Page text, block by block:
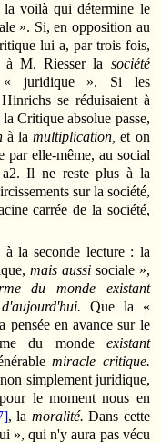
la voilà qui détermine le
». Si, en opposition au
lui a, par trois fois,
à M. Riesser la société
« juridique ». Si les
se réduisaient à
la Critique absolue passe,
à lamultiplication,et on
par elle-même, au social
Il ne reste plus à la
sur la société,
carrée de la société,
la seconde lecture : la
mais aussi sociale »,
du monde existant
Que la «
pensée en avance sur le
du monde existant
miracle critique.
simplement juridique,
le moment nous en
, la moralité.Dans cette
», qui n'y aura pas vécu